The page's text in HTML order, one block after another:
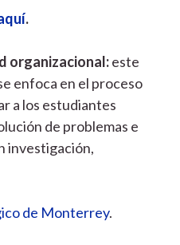
.
organizacional:este
enfoca en el proceso
a los estudiantes
de problemas e
investigación,
de Monterrey.